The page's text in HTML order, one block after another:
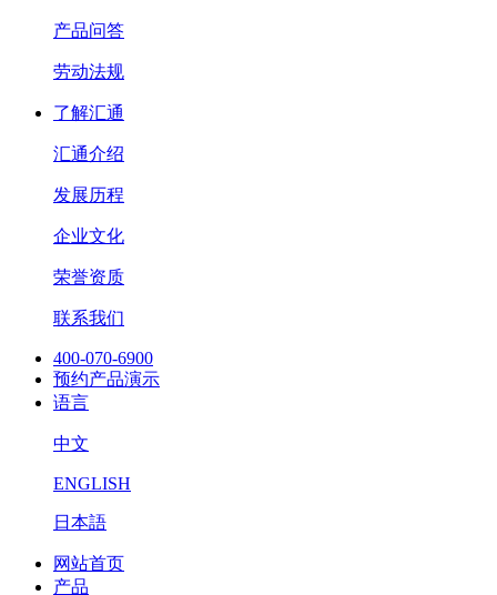
产品问答
劳动法规
了解汇通
汇通介绍
发展历程
企业文化
荣誉资质
联系我们
400-070-6900
预约产品演示
语言
中文
ENGLISH
日本語
网站首页
产品